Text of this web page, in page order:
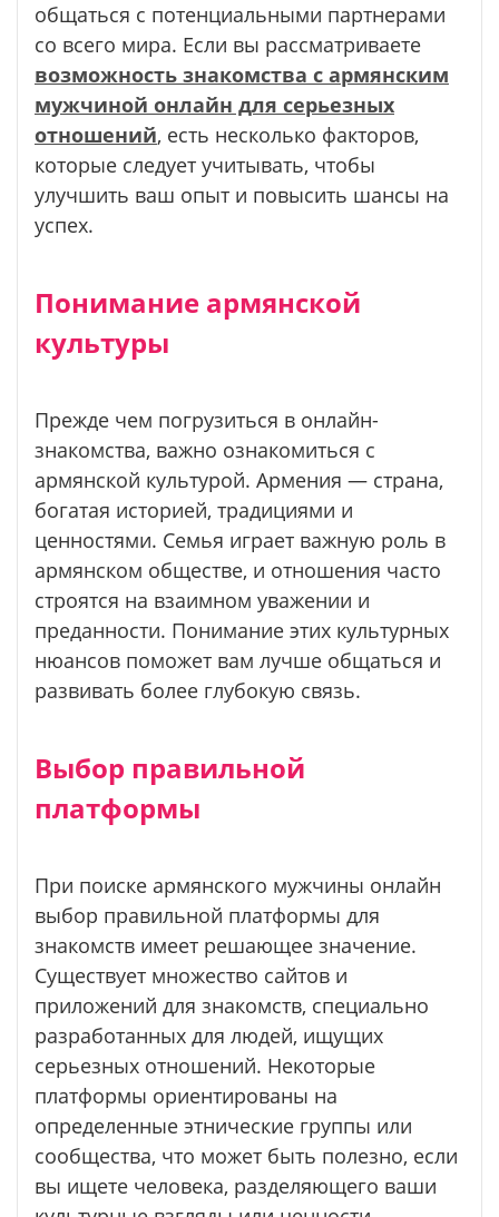
общаться с потенциальными партнерами
со всего мира. Если вы рассматриваете
возможность знакомства с армянским
мужчиной онлайн для серьезных
отношений, есть несколько факторов,
которые следует учитывать, чтобы
улучшить ваш опыт и повысить шансы на
успех.
Понимание армянской
культуры
Прежде чем погрузиться в онлайн-
знакомства, важно ознакомиться с
армянской культурой. Армения — страна,
богатая историей, традициями и
ценностями. Семья играет важную роль в
армянском обществе, и отношения часто
строятся на взаимном уважении и
преданности. Понимание этих культурных
нюансов поможет вам лучше общаться и
развивать более глубокую связь.
Выбор правильной
платформы
При поиске армянского мужчины онлайн
выбор правильной платформы для
знакомств имеет решающее значение.
Существует множество сайтов и
приложений для знакомств, специально
разработанных для людей, ищущих
серьезных отношений. Некоторые
платформы ориентированы на
определенные этнические группы или
сообщества, что может быть полезно, если
вы ищете человека, разделяющего ваши